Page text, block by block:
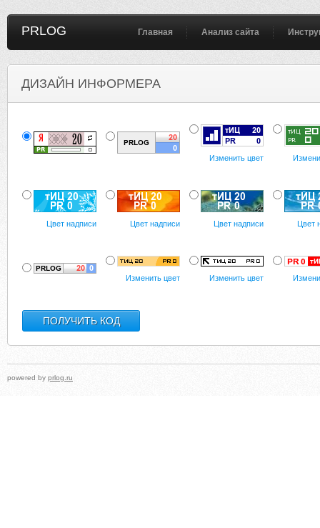
PRLOG Главная Анализ сайта
ДИЗАЙН ИНФОРМЕРА
Изменить цвет
Цвет надписи Цвет надписи Цвет надписи Цвет
Изменить цвет Изменить цвет
powered by prlog.ru